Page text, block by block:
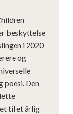
beskyttelse
i 2020
og
poesi. Den
til et årlig